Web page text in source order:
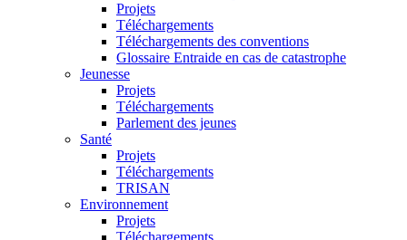
Projets
Téléchargements
Téléchargements des conventions
Glossaire Entraide en cas de catastrophe
Jeunesse
Projets
Téléchargements
Parlement des jeunes
Santé
Projets
Téléchargements
TRISAN
Environnement
Projets
Téléchargements